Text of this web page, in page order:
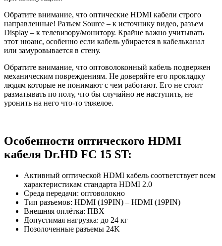
Обратите внимание, что оптические HDMI кабели строго
направленные! Разъем Source – к источнику видео, разъем
Display – к телевизору/монитору. Крайне важно учитывать
этот нюанс, особенно если кабель убирается в кабельканал
или замуровывается в стену.
Обратите внимание, что оптоволоконный кабель подвержен
механическим повреждениям. Не доверяйте его прокладку
людям которые не понимают с чем работают. Его не стоит
разматывать по полу, что бы случайно не наступить, не
уронить на него что-то тяжелое.
Особенности оптического HDMI
кабеля Dr.HD FC 15 ST:
Активный оптической HDMI кабель соответствует всем
характеристикам стандарта HDMI 2.0
Среда передачи: оптоволокно
Тип разъемов: HDMI (19PIN) – HDMI (19PIN)
Внешняя оплётка: ПВХ
Допустимая нагрузка: до 24 кг
Позолоченные разъемы 24K